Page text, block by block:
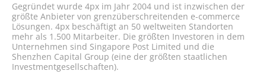
Gegründet wurde 4px im Jahr 2004 und ist inzwischen der
größte Anbieter von grenzüberschreitenden e-commerce
Lösungen. 4px beschäftigt an 50 weltweiten Standorten
mehr als 1.500 Mitarbeiter. Die größten Investoren in dem
Unternehmen sind Singapore Post Limited und die
Shenzhen Capital Group (eine der größten staatlichen
Investmentgesellschaften).